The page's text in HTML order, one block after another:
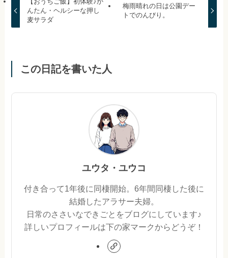
んたん・ヘルシーな押し
麦サラダ
梅雨晴れの日は公園デー
トでのんびり。
この日記を書いた人
ユウタ・ユウコ
付き合って1年後に同棲開始。6年間同棲した後に
結婚したアラサー夫婦。
日常のささいなできごとをブログにしています♪
詳しいプロフィールは下の家マークからどうぞ！